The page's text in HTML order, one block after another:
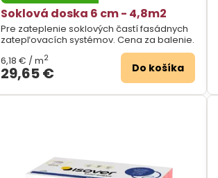
Soklová doska 6 cm - 4,8m2
Pre zateplenie soklových častí fasádnych
zatepľovacích systémov. Cena za balenie.
29,65 €
6,18 € / m2
Do košíka